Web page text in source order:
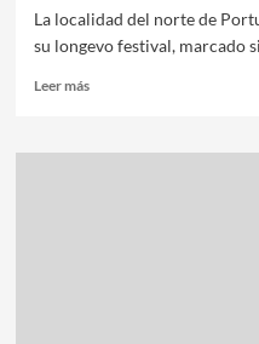
La localidad del norte de
su longevo festival, marcado
Leer más